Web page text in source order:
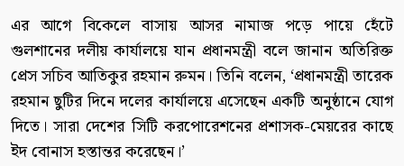
এর আগে বিকেলে বাসায় আসর নামাজ পড়ে পায়ে হেঁটে
গুলশানের দলীয় কার্যালয়ে যান প্রধানমন্ত্রী বলে জানান অতিরিক্ত
প্রেস সচিব আতিকুর রহমান রুমন। তিনি বলেন, ‘প্রধানমন্ত্রী তারেক
রহমান ছুটির দিনে দলের কার্যালয়ে এসেছেন একটি অনুষ্ঠানে যোগ
দিতে। সারা দেশের সিটি করপোরেশনের প্রশাসক-মেয়রের কাছে
ইদ বোনাস হস্তান্তর করেছেন।’